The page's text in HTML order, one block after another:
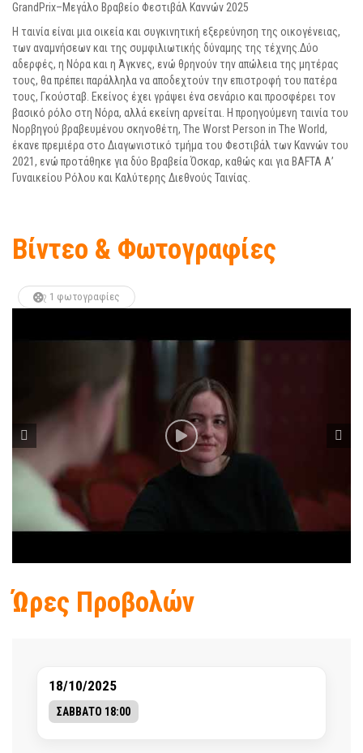
GrandPrix–Μεγάλο Βραβείο Φεστιβάλ Καννών 2025
Η ταινία είναι μια οικεία και συγκινητική εξερεύνηση της οικογένειας,
των αναμνήσεων και της συμφιλιωτικής δύναμης της τέχνης.Δύο
αδερφές, η Νόρα και η Άγκνες, ενώ θρηνούν την απώλεια της μητέρας
τους, θα πρέπει παράλληλα να αποδεχτούν την επιστροφή του πατέρα
τους, Γκούσταβ. Εκείνος έχει γράψει ένα σενάριο και προσφέρει τον
βασικό ρόλο στη Νόρα, αλλά εκείνη αρνείται. Η προηγούμενη ταινία του
Νορβηγού βραβευμένου σκηνοθέτη, The Worst Person in The World,
έκανε πρεμιέρα στο Διαγωνιστικό τμήμα του Φεστιβάλ των Καννών του
2021, ενώ προτάθηκε για δύο Βραβεία Όσκαρ, καθώς και για BAFTA Α’
Γυναικείου Ρόλου και Καλύτερης Διεθνούς Ταινίας.
Βίντεο & Φωτογραφίες
1 φωτογραφίες
Ώρες Προβολών
18/10/2025
ΣΑΒΒΑΤΟ 18:00